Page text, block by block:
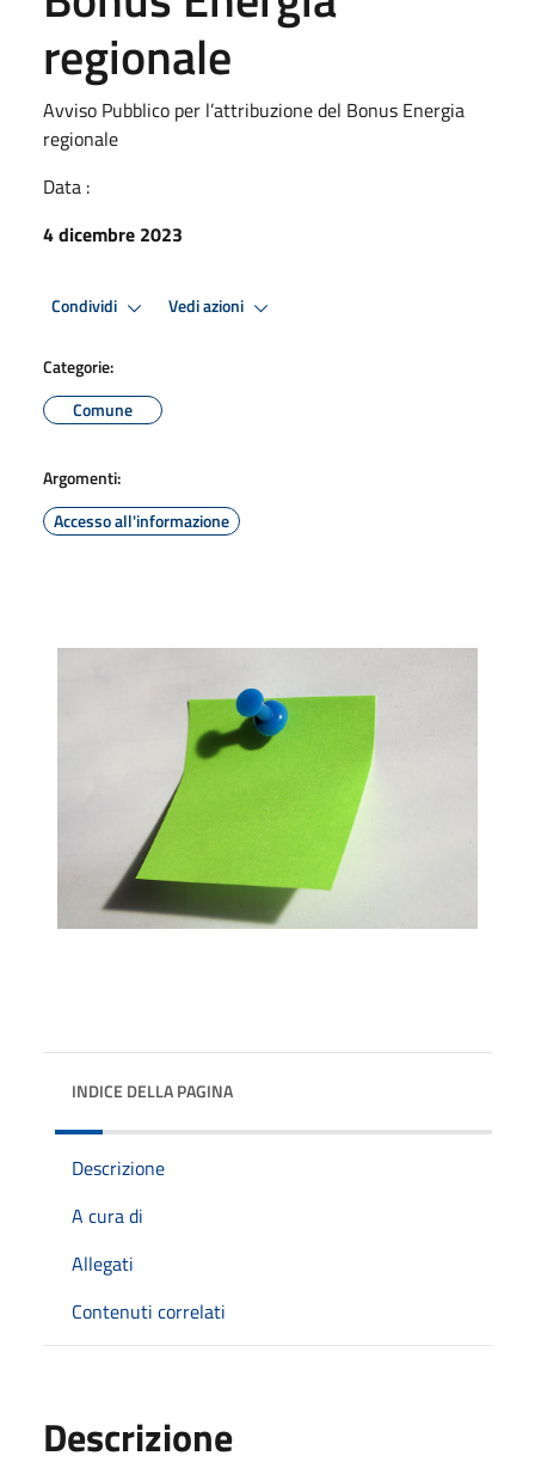
regionale
Avviso Pubblico per l’attribuzione del Bonus Energia
regionale
Data :
4 dicembre 2023
Condividi Vedi azioni
Categorie:
Comune
Argomenti:
Accesso all'informazione
INDICE DELLA PAGINA
Descrizione
A cura di
Allegati
Contenuti correlati
Descrizione